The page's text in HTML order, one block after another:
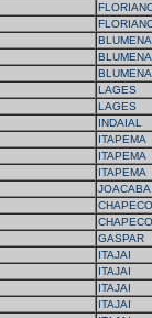
LAGES
LAGES
INDAIAL
ITAPEMA
ITAPEMA
ITAPEMA
JOACABA
CHAPECO
CHAPECO
GASPAR
ITAJAI
ITAJAI
ITAJAI
ITAJAI